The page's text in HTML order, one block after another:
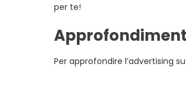
per te!
Per approfondire l’advertising